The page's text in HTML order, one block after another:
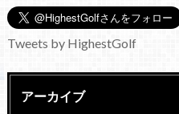
Tweets by HighestGolf
アーカイブ